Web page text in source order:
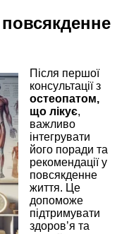
повсякденне
Після першої
консультації з
остеопатом,
що лікує,
важливо
інтегрувати
його поради та
рекомендації у
повсякденне
життя. Це
допоможе
підтримувати
здоров’я та